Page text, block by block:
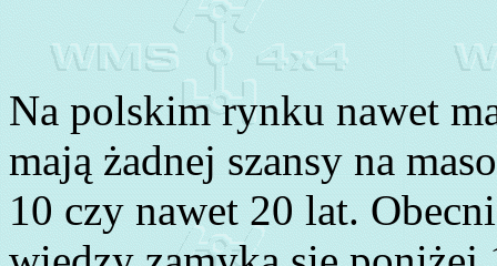
Na polskim rynku nawet
mają żadnej szansy na
10 czy nawet 20 lat.